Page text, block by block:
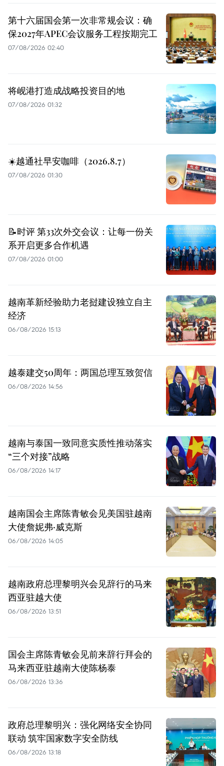
第十六届国会第一次非常规会议：确
保2027年APEC会议服务工程按期完工
07/08/2026 02:40
将岘港打造成战略投资目的地
07/08/2026 01:32
☀️越通社早安咖啡（2026.8.7）
07/08/2026 01:30
📝时评 第33次外交会议：让每一份关
系开启更多合作机遇
07/08/2026 01:00
越南革新经验助力老挝建设独立自主
经济
06/08/2026 15:13
越泰建交50周年：两国总理互致贺信
06/08/2026 14:56
越南与泰国一致同意实质性推动落实
“三个对接”战略
06/08/2026 14:17
越南国会主席陈青敏会见美国驻越南
大使詹妮弗·威克斯
06/08/2026 14:05
越南政府总理黎明兴会见辞行的马来
西亚驻越大使
06/08/2026 13:51
国会主席陈青敏会见前来辞行拜会的
马来西亚驻越南大使陈杨泰
06/08/2026 13:36
政府总理黎明兴：强化网络安全协同
联动 筑牢国家数字安全防线
06/08/2026 13:18